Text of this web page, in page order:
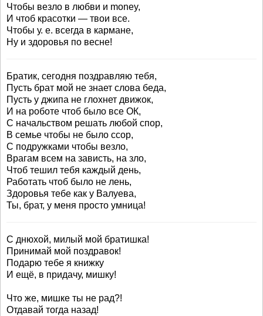
Чтобы везло в любви и money,
И чтоб красотки — твои все.
Чтобы у. е. всегда в кармане,
Ну и здоровья по весне!
Братик, сегодня поздравляю тебя,
Пусть брат мой не знает слова беда,
Пусть у джипа не глохнет движок,
И на роботе чтоб было все ОК,
С начальством решать любой спор,
В семье чтобы не было ссор,
С подружками чтобы везло,
Врагам всем на зависть, на зло,
Чтоб тешил тебя каждый день,
Работать чтоб было не лень,
Здоровья тебе как у Валуева,
Ты, брат, у меня просто умница!
С днюхой, милый мой братишка!
Принимай мой поздравок!
Подарю тебе я книжку
И ещё, в придачу, мишку!
Что же, мишке ты не рад?!
Отдавай тогда назад!